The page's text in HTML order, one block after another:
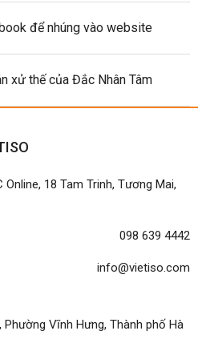
để nhúng vào website
xử thế của Đắc Nhân Tâm
Online, 18 Tam Trinh, Tương Mai,
098 639 4442
info@vietiso.com
Vĩnh Hưng, Thành phố Hà